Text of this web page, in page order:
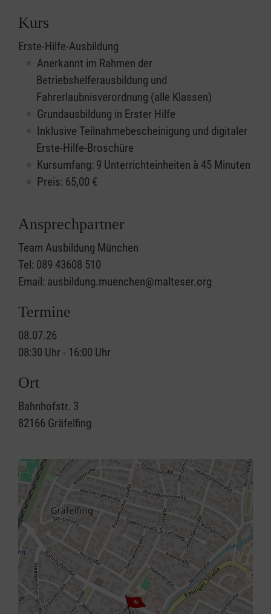
Kurs
Erste-Hilfe-Ausbildung
Anerkannt im Rahmen der
Betriebshelferausbildung und
Fahrerlaubnisverordnung (alle Klassen)
Grundausbildung in Erster Hilfe
Inklusive Teilnahmebescheinigung und digitaler
Erste-Hilfe-Broschüre
Kursumfang: 9 Unterrichteinheiten à 45 Minuten
Preis: 65,00 €
Ansprechpartner
Team Ausbildung München
Tel: 089 43608 510
Email: ausbildung.muenchen@malteser.org
Termine
08.07.26
08:30 Uhr - 16:00 Uhr
Ort
Bahnhofstr. 3
82166 Gräfelfing